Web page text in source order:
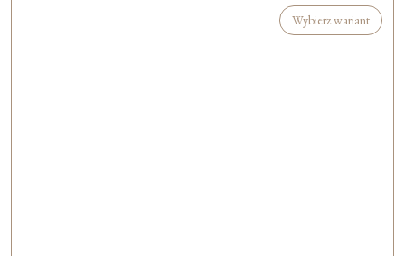
Wybierz wariant